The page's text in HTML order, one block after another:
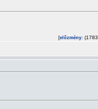
[előzmény: